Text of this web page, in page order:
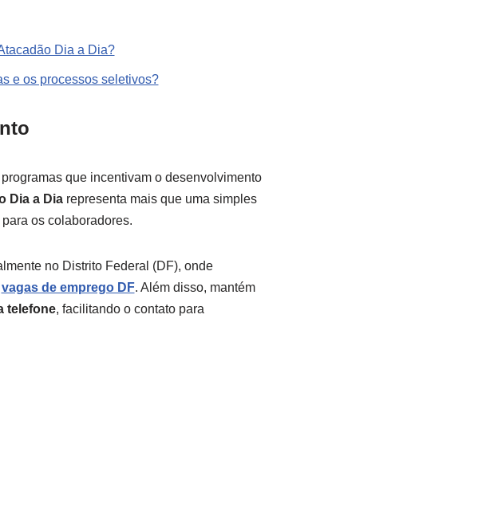
Dia a Dia?
e os processos seletivos?
que incentivam o desenvolvimento
Dia a Diarepresenta mais que uma simples
os colaboradores.
no Distrito Federal (DF), onde
vagas de emprego DF. Além disso, mantém
telefone, facilitando o contato para